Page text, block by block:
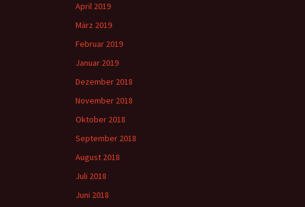
April 2019
März 2019
Februar 2019
Januar 2019
Dezember 2018
November 2018
Oktober 2018
September 2018
August 2018
Juli 2018
Juni 2018